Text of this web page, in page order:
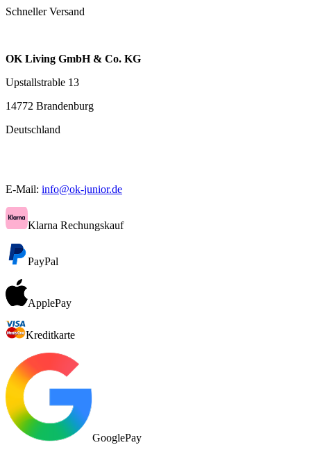
Schneller Versand
OK Living GmbH & Co. KG
Upstallstrable 13
14772 Brandenburg
Deutschland
E-Mail: info@ok-junior.de
Klarna Rechungskauf
PayPal
ApplePay
Kreditkarte
GooglePay